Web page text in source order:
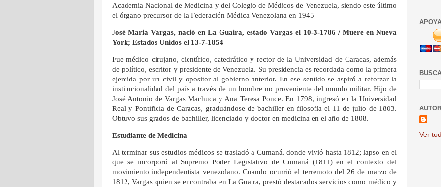
Academia Nacional de Medicina y del Colegio de Médicos de Venezuela, siendo este último
el órgano precursor de la Federación Médica Venezolana en 1945.
José Maria Vargas, nació en La Guaira, estado Vargas el 10-3-1786 / Muere en Nueva
York; Estados Unidos el 13-7-1854
Fue médico cirujano, científico, catedrático y rector de la Universidad de Caracas, además
de político, escritor y presidente de Venezuela. Su presidencia es recordada como la primera
ejercida por un civil y opositor al gobierno anterior. En ese sentido se aspiró a reforzar la
institucionalidad del país a través de un hombre no proveniente del mundo militar. Hijo de
José Antonio de Vargas Machuca y Ana Teresa Ponce. En 1798, ingresó en la Universidad
Real y Pontificia de Caracas, graduándose de bachiller en filosofía el 11 de julio de 1803.
Obtuvo sus grados de bachiller, licenciado y doctor en medicina en el año de 1808.
Estudiante de Medicina
Al terminar sus estudios médicos se trasladó a Cumaná, donde vivió hasta 1812; lapso en el
que se incorporó al Supremo Poder Legislativo de Cumaná (1811) en el contexto del
movimiento independentista venezolano. Cuando ocurrió el terremoto del 26 de marzo de
1812, Vargas quien se encontraba en La Guaira, prestó destacados servicios como médico y
Ver